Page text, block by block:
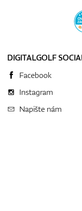
DIGITALGOLF
Facebook
Instagram
Napište nám